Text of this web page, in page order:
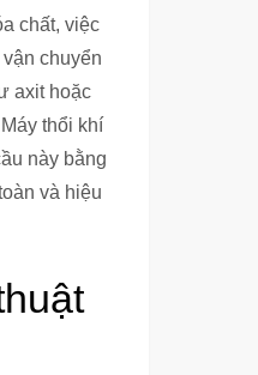
chất, việc
chuyển
axit hoặc
thổi khí
này bằng
và hiệu